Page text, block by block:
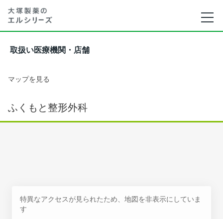
取扱い医療機関・店舗
マップを見る
ふくもと整形外科
特異なアクセスが見られたため、地図を非表示にしていま
す